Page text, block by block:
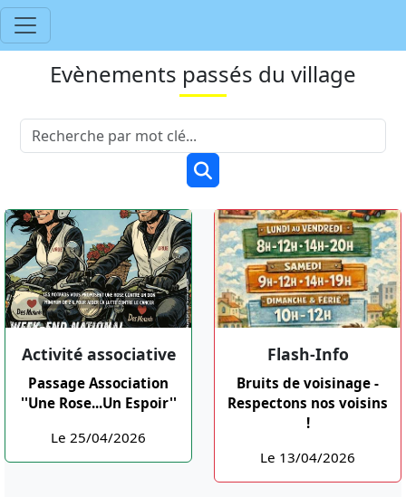
Evènements passés du village
Activité associative
Passage Association
''Une Rose...Un Espoir''
Le 25/04/2026
Flash-Info
Bruits de voisinage -
Respectons nos voisins
!
Le 13/04/2026